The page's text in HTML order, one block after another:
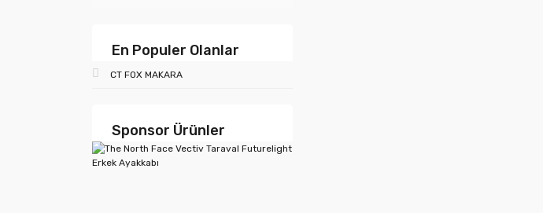
En Populer Olanlar
CT FOX MAKARA
Sponsor Ürünler